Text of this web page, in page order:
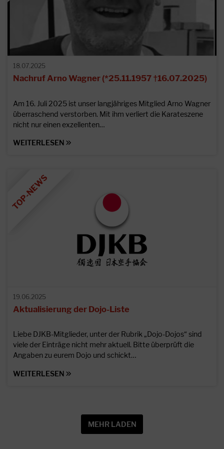
18.07.2025
Nachruf Arno Wagner (*25.11.1957 †16.07.2025)
Am 16. Juli 2025 ist unser langjähriges Mitglied Arno Wagner
überraschend verstorben. Mit ihm verliert die Karateszene
nicht nur einen exzellenten…
WEITERLESEN
19.06.2025
Aktualisierung der Dojo-Liste
Liebe DJKB-Mitglieder, unter der Rubrik „Dojo-Dojos“ sind
viele der Einträge nicht mehr aktuell. Bitte überprüft die
Angaben zu eurem Dojo und schickt…
WEITERLESEN
MEHR LADEN